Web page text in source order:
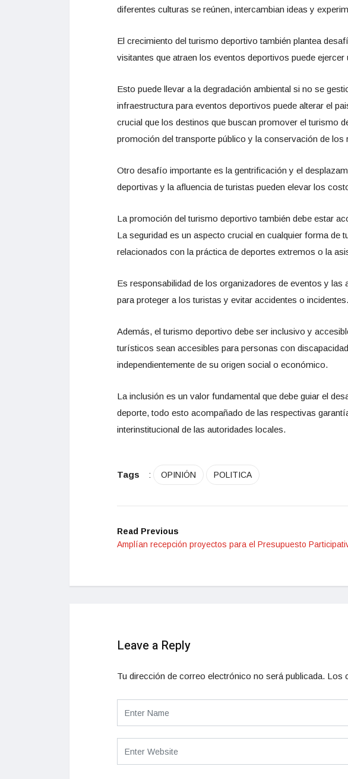
diferentes culturas se reúnen, intercambian ideas y
El crecimiento del turismo deportivo también plantea
visitantes que atraen los eventos deportivos puede
Esto puede llevar a la degradación ambiental si no se
infraestructura para eventos deportivos puede alterar el
crucial que los destinos que buscan promover el turismo
promoción del transporte público y la conservación de los
Otro desafío importante es la gentrificación y el
deportivas y la afluencia de turistas pueden elevar los
La promoción del turismo deportivo también debe estar
La seguridad es un aspecto crucial en cualquier forma
relacionados con la práctica de deportes extremos o la
Es responsabilidad de los organizadores de eventos y las
para proteger a los turistas y evitar accidentes o incidentes.
Además, el turismo deportivo debe ser inclusivo y
turísticos sean accesibles para personas con
independientemente de su origen social o económico.
La inclusión es un valor fundamental que debe guiar el
deporte, todo esto acompañado de las respectivas
interinstitucional de las autoridades locales.
Tags : OPINIÓN POLITICA
Read Previous
Amplían recepción proyectos para el Presupuesto
Leave a Reply
Tu dirección de correo electrónico no será publicada. Los